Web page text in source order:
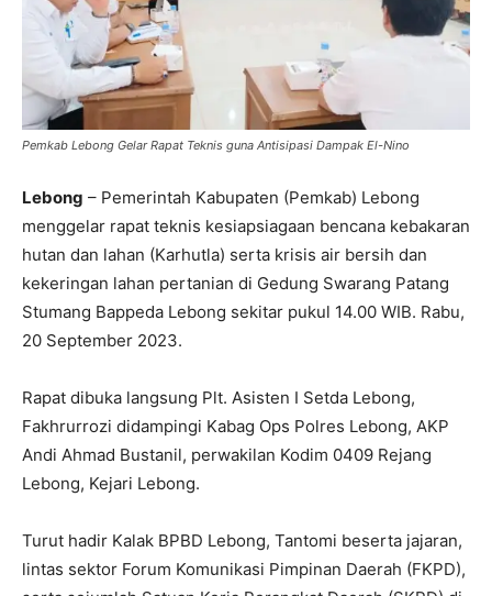
Pemkab Lebong Gelar Rapat Teknis guna Antisipasi Dampak El-Nino
Lebong – Pemerintah Kabupaten (Pemkab) Lebong
menggelar rapat teknis kesiapsiagaan bencana kebakaran
hutan dan lahan (Karhutla) serta krisis air bersih dan
kekeringan lahan pertanian di Gedung Swarang Patang
Stumang Bappeda Lebong sekitar pukul 14.00 WIB. Rabu,
20 September 2023.
Rapat dibuka langsung Plt. Asisten I Setda Lebong,
Fakhrurrozi didampingi Kabag Ops Polres Lebong, AKP
Andi Ahmad Bustanil, perwakilan Kodim 0409 Rejang
Lebong, Kejari Lebong.
Turut hadir Kalak BPBD Lebong, Tantomi beserta jajaran,
lintas sektor Forum Komunikasi Pimpinan Daerah (FKPD),